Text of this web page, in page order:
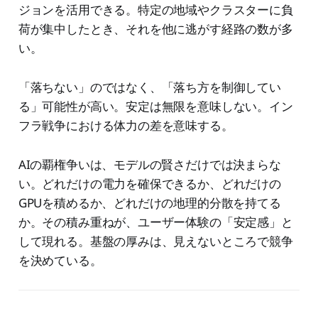
ジョンを活用できる。特定の地域やクラスターに負
荷が集中したとき、それを他に逃がす経路の数が多
い。
「落ちない」のではなく、「落ち方を制御してい
る」可能性が高い。安定は無限を意味しない。イン
フラ戦争における体力の差を意味する。
AIの覇権争いは、モデルの賢さだけでは決まらな
い。どれだけの電力を確保できるか、どれだけの
GPUを積めるか、どれだけの地理的分散を持てる
か。その積み重ねが、ユーザー体験の「安定感」と
して現れる。基盤の厚みは、見えないところで競争
を決めている。